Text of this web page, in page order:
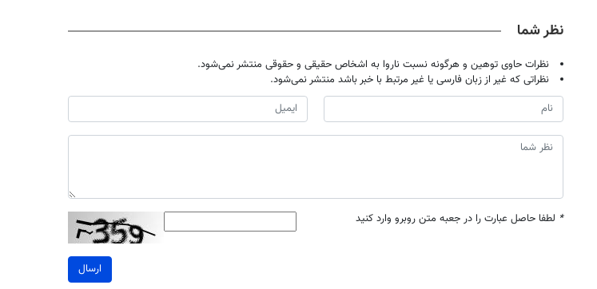
نظر شما
نظرات حاوی توهین و هرگونه نسبت ناروا به اشخاص حقیقی و حقوقی منتشر نمی‌شود.
نظراتی که غیر از زبان فارسی یا غیر مرتبط با خبر باشد منتشر نمی‌شود.
* لطفا حاصل عبارت را در جعبه متن روبرو وارد کنید
ارسال